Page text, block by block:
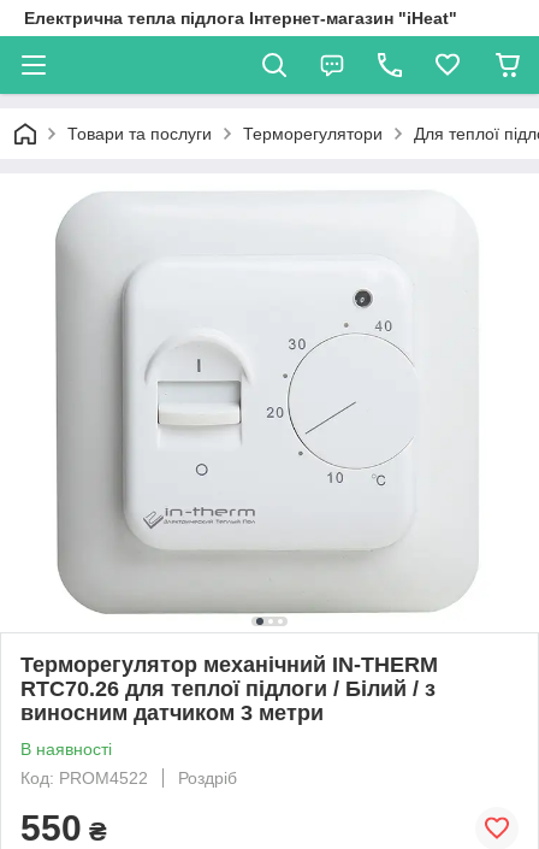
Електрична тепла підлога Інтернет-магазин "iHeat"
Товари та послуги Терморегулятори Для теплої
Терморегулятор механічний IN-THERM
RTC70.26 для теплої підлоги / Білий / з
виносним датчиком 3 метри
В наявності
Код: PROM4522
Роздріб
550 ₴